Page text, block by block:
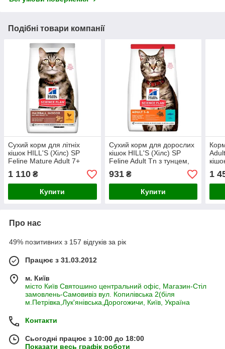
Подібні товари компанії
Сухий корм для літніх
кішок HILL'S (Хілс) SP
Feline Mature Adult 7+
Hairball Indoor виведення
шерсті (курка),
1 110 ₴
Купити
Сухий корм для дорослих
кішок HILL'S (Хілс) SP
Feline Adult Tn з тунцем,
931₴
Купити
1
Про нас
49% позитивних з 157 відгуків за рік
Працює з 31.03.2012
м. Київ
місто Київ Святошино центральний офіс, Магазин-Стіл
замовлень-Самовивіз вул. Копилівська 2(біля
м.Петрівка,Лук'янівська,Дорогожичи, Київ, Україна
Контакти
Сьогодні працює з 10:00 до 18:00
Показати весь графік роботи